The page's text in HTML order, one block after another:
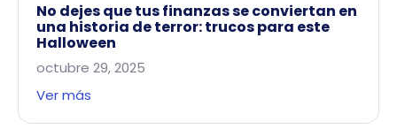
No dejes que tus finanzas se conviertan en
una historia de terror: trucos para este
Halloween
octubre 29, 2025
Ver más